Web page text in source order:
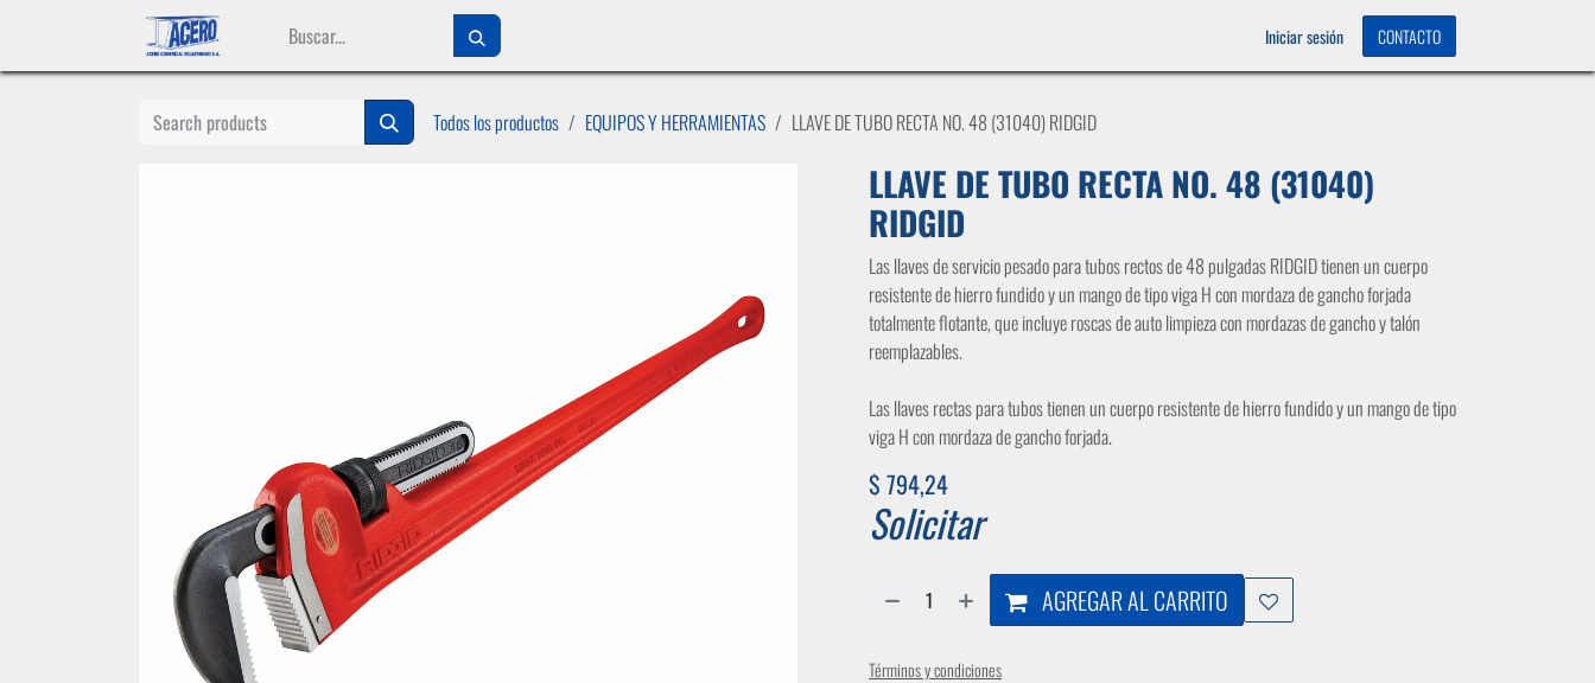
Iniciar sesión CONTACTO
Todos los productos EQUIPOS Y HERRAMIENTAS LLAVE DE TUBO RECTA NO. 48 (31040) RIDGID
LLAVE DE TUBO RECTA NO. 48 (31040)
RIDGID
Las llaves de servicio pesado para tubos rectos de 48 pulgadas RIDGID tienen un cuerpo
resistente de hierro fundido y un mango de tipo viga H con mordaza de gancho forjada
totalmente flotante, que incluye roscas de auto limpieza con mordazas de gancho y talón
reemplazables.
Las llaves rectas para tubos tienen un cuerpo resistente de hierro fundido y un mango de tipo
viga H con mordaza de gancho forjada.
$ 794,24
Solicitar
AGREGAR AL CARRITO
Términos y condiciones